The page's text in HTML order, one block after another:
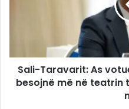
Sali-Taravarit: As
besojnë më në teatrin